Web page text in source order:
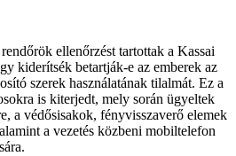
ellenőrzést tartottak a Kassai
kiderítsék betartják-e az emberek az
szerek használatának tilalmát. Ez a
is kiterjedt, mely során ügyeltek
a védősisakok, fényvisszaverő elemek
a vezetés közbeni mobiltelefon